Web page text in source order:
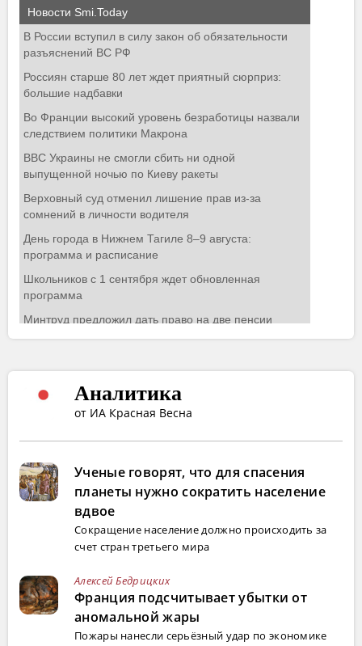
Аналитика
от ИА Красная Весна
Ученые говорят, что для спасения
планеты нужно сократить население
вдвое
Сокращение население должно происходить за
счет стран третьего мира
Алексей Бедрицких
Франция подсчитывает убытки от
аномальной жары
Пожары нанесли серьёзный удар по экономике